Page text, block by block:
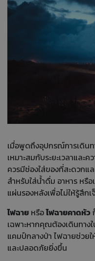
เมื่อพูดถึงอุปกรณ์การเดินท
เหมาะสมกับระยะเวลาและ
ควรมีช่องใส่ของที่สะดวกแ
สำหรับใส่น้ำดื่ม อาหาร หรื
แผ่นรองหลังเพื่อไม่ให้รู้สึกเ
ไฟฉาย หรือไฟฉายคาดหัว
เฉพาะหากคุณต้องเดินทาง
แคมป์กลางป่า ไฟฉายช่วยใ
และปลอดภัยยิ่งขึ้น